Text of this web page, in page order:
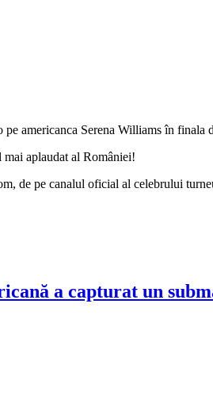
americanca Serena Williams în finala
aplaudat al României!
de pe canalul oficial al celebrului
a capturat un